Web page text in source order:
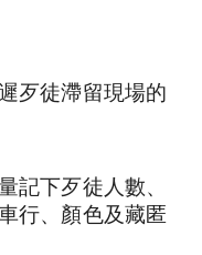
歹徒滯留現場的
記下歹徒人數、
行、顏色及藏匿